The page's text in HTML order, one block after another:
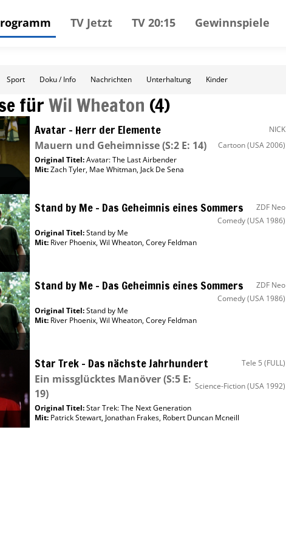
TV Jetzt TV 20:15 Gewinnspiele
Sport Doku / Info Nachrichten Unterhaltung Kinder
fürWil Wheaton (4)
Avatar – Herr der Elemente NICK
Mauern und Geheimnisse(S:2 E: 14) Cartoon(USA 2006)
Original Titel:Avatar: The Last Airbender
Mit:Zach Tyler, Mae Whitman, Jack De Sena
Stand by Me – Das Geheimnis eines Sommers
ZDF Neo
Comedy(USA 1986)
Original Titel:Stand by Me
Mit: River Phoenix,Wil Wheaton,Corey Feldman
Stand by Me – Das Geheimnis eines Sommers
ZDF Neo
Comedy(USA 1986)
Original Titel:Stand by Me
Mit: River Phoenix,Wil Wheaton,Corey Feldman
Star Trek – Das nächste Jahrhundert Tele 5 (FULL)
Ein missglücktes Manöver(S:5 E:
19)
Science-Fiction(USA 1992)
Original Titel:Star Trek: The Next Generation
Mit: Patrick Stewart, Jonathan Frakes, Robert Duncan Mcneill